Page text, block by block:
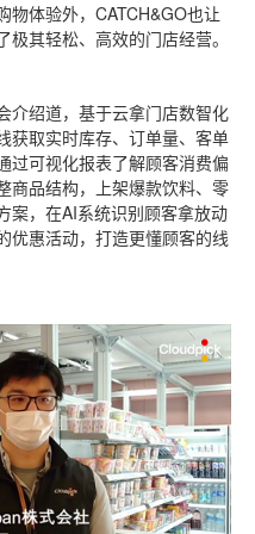
物体验外，CATCH&GO也让
其轻松、高效的门店经营。
介绍道，基于云拿门店数智化
获取实时库存、订单量、客单
过可视化报表了解顾客消费偏
商品结构，上架爆款饮料、零
案，在AI系统识别顾客拿放动
优惠活动，打造更懂顾客的线